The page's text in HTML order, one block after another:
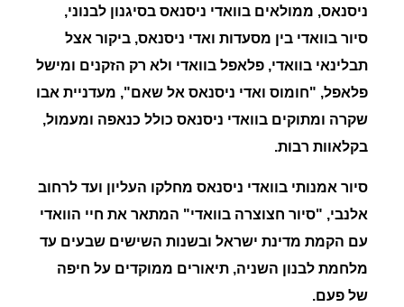
ניסנאס, ממולאים בוואדי ניסנאס בסיגנון לבנוני,
סיור בוואדי בין מסעדות ואדי ניסנאס, ביקור אצל
תבלינאי בוואדי, פלאפל בוואדי ולא רק הזקנים ומישל
פלאפל, "חומוס ואדי ניסנאס אל שאם", מעדניית אבו
שקרה ומתוקים בוואדי ניסנאס כולל כנאפה ומעמול,
בקלאוות רבות.
סיור אמנותי בוואדי ניסנאס מחלקו העליון ועד לרחוב
אלנבי, "סיור חצוצרה בוואדי" המתאר את חיי הוואדי
עם הקמת מדינת ישראל ובשנות השישים שבעים עד
מלחמת לבנון השניה, תיאורים ממוקדים על חיפה
של פעם.